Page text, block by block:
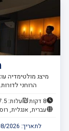
מיצג מולטימדיה
הרוחני
8 דקות עלות: 7.5–15 ₪
עברית, אנגלית,
לתאריך: 2026